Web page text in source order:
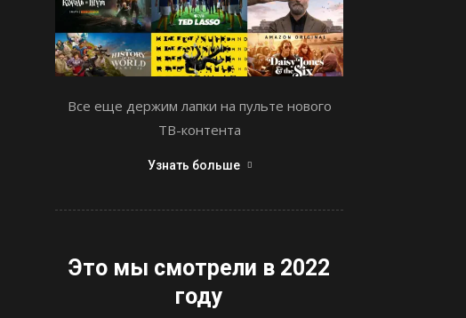
Все еще держим лапки на пульте нового
ТВ-контента
Узнать больше
Это мы смотрели в 2022
году